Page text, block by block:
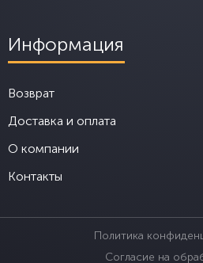
Информация
Возврат
Доставка и оплата
О компании
Контакты
Политика
Согласие на